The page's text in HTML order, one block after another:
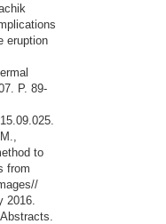
eruption
P. 89-
to
from
2016.